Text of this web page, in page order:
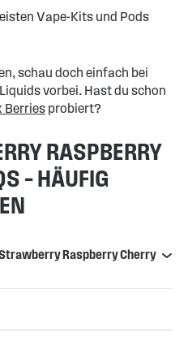
Vape-Kits und Pods
schau doch einfach bei
vorbei. Hast du schon
Berries probiert?
RASPBERRY
– HÄUFIG
Raspberry Cherry